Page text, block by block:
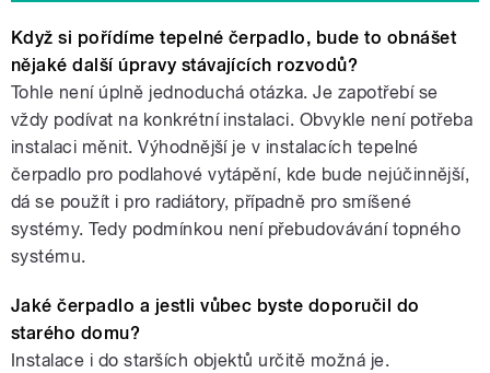
Když si pořídíme tepelné čerpadlo, bude to obnášet
nějaké další úpravy stávajících rozvodů?
Tohle není úplně jednoduchá otázka. Je zapotřebí se
vždy podívat na konkrétní instalaci. Obvykle není potřeba
instalaci měnit. Výhodnější je v instalacích tepelné
čerpadlo pro podlahové vytápění, kde bude nejúčinnější,
dá se použít i pro radiátory, případně pro smíšené
systémy. Tedy podmínkou není přebudovávání topného
systému.
Jaké čerpadlo a jestli vůbec byste doporučil do
starého domu?
Instalace i do starších objektů určitě možná je.